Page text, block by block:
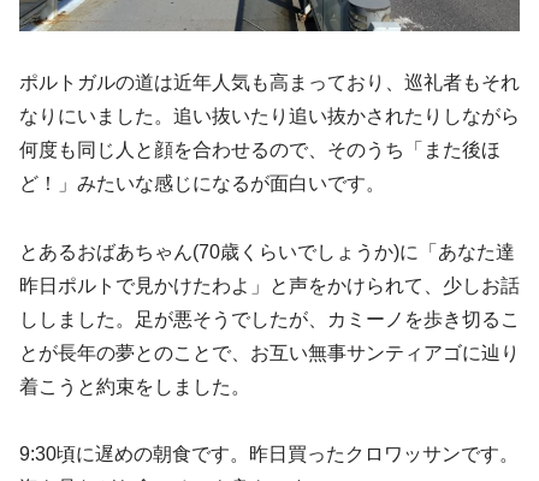
ポルトガルの道は近年人気も高まっており、巡礼者もそれ
なりにいました。追い抜いたり追い抜かされたりしながら
何度も同じ人と顔を合わせるので、そのうち「また後ほ
ど！」みたいな感じになるが面白いです。
とあるおばあちゃん(70歳くらいでしょうか)に「あなた達
昨日ポルトで見かけたわよ」と声をかけられて、少しお話
ししました。足が悪そうでしたが、カミーノを歩き切るこ
とが長年の夢とのことで、お互い無事サンティアゴに辿り
着こうと約束をしました。
9:30頃に遅めの朝食です。昨日買ったクロワッサンです。